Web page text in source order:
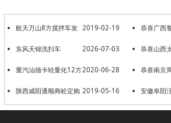
2019-02-19
航天万山8方搅拌车发
往新疆和田
恭喜广西
劲诺6方搅拌
2026-07-03
东风天锦洗扫车 恭喜山西
2台东风6方
2020-06-28
重汽汕德卡轻量化12方
出发湖南
恭喜南京
汕德卡12方
2019-05-16
陕西咸阳通顺商砼定购
10台15方搅拌车
安徽阜阳
东风6方搅拌